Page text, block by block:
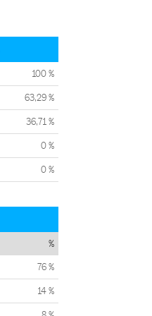
100 %
63,29 %
36,71 %
0 %
0 %
%
76 %
14 %